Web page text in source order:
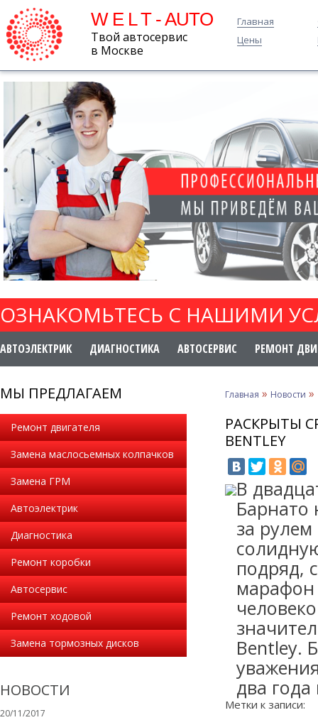
W E L T - AUTO
Твой автосервис
в Москве
Главная
Цены
ОЗНАКОМЬТЕСЬ С НАШИМИ
АВТОЭЛЕКТРИК ДИАГНОСТИКА АВТОСЕРВИС РЕМОНТ
МЫ ПРЕДЛАГАЕМ
Ремонт двигателя
Замена маслосьемных колпачков
Замена ГРМ
Автоэлектрик
Диагностика
Ремонт коробки
Автосервис
Ремонт ходовой
Замена тормозных дисков
НОВОСТИ
20/11/2017
Главная » Новости »
РАСКРЫТЫ
BENTLEY
В
Барнато
за
подряд,
Bentley.
два
Метки к записи: